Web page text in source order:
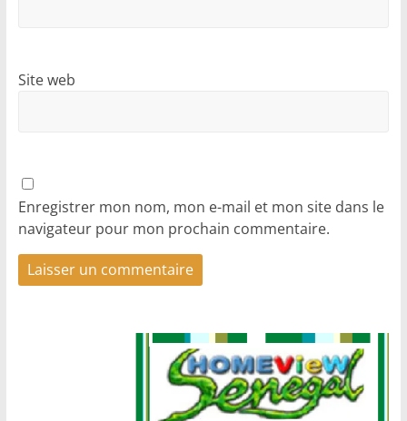
Site web
Enregistrer mon nom, mon e-mail et mon site dans le
navigateur pour mon prochain commentaire.